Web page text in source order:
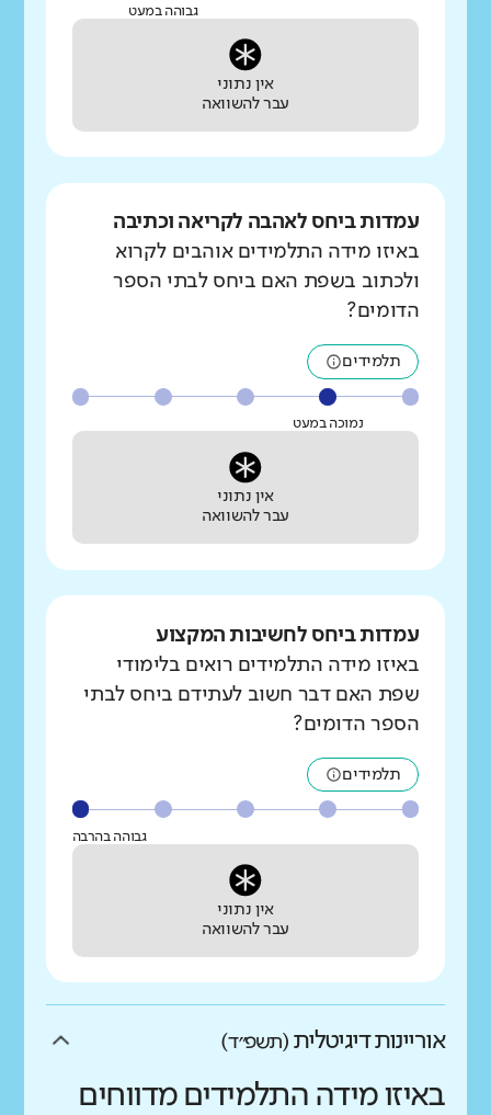
גבוהה במעט
אין נתוני
עבר להשוואה
עמדות ביחס לאהבה לקריאה וכתיבה
באיזו מידה התלמידים אוהבים לקרוא
ולכתוב בשפת האם ביחס לבתי הספר
הדומים?
תלמידים
נמוכה במעט
אין נתוני
עבר להשוואה
עמדות ביחס לחשיבות המקצוע
באיזו מידה התלמידים רואים בלימודי
שפת האם דבר חשוב לעתידם ביחס לבתי
הספר הדומים?
תלמידים
גבוהה בהרבה
אין נתוני
עבר להשוואה
אוריינות דיגיטלית (תשפ״ד)
באיזו מידה התלמידים מדווחים